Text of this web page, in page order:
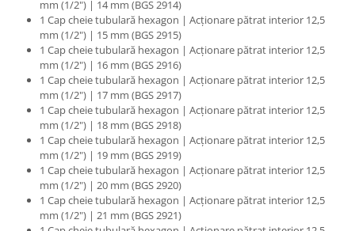
mm (1/2") | 14 mm (BGS 2914)
1 Cap cheie tubulară hexagon | Acţionare pătrat interior 12,5
mm (1/2") | 15 mm (BGS 2915)
1 Cap cheie tubulară hexagon | Acţionare pătrat interior 12,5
mm (1/2") | 16 mm (BGS 2916)
1 Cap cheie tubulară hexagon | Acţionare pătrat interior 12,5
mm (1/2") | 17 mm (BGS 2917)
1 Cap cheie tubulară hexagon | Acţionare pătrat interior 12,5
mm (1/2") | 18 mm (BGS 2918)
1 Cap cheie tubulară hexagon | Acţionare pătrat interior 12,5
mm (1/2") | 19 mm (BGS 2919)
1 Cap cheie tubulară hexagon | Acţionare pătrat interior 12,5
mm (1/2") | 20 mm (BGS 2920)
1 Cap cheie tubulară hexagon | Acţionare pătrat interior 12,5
mm (1/2") | 21 mm (BGS 2921)